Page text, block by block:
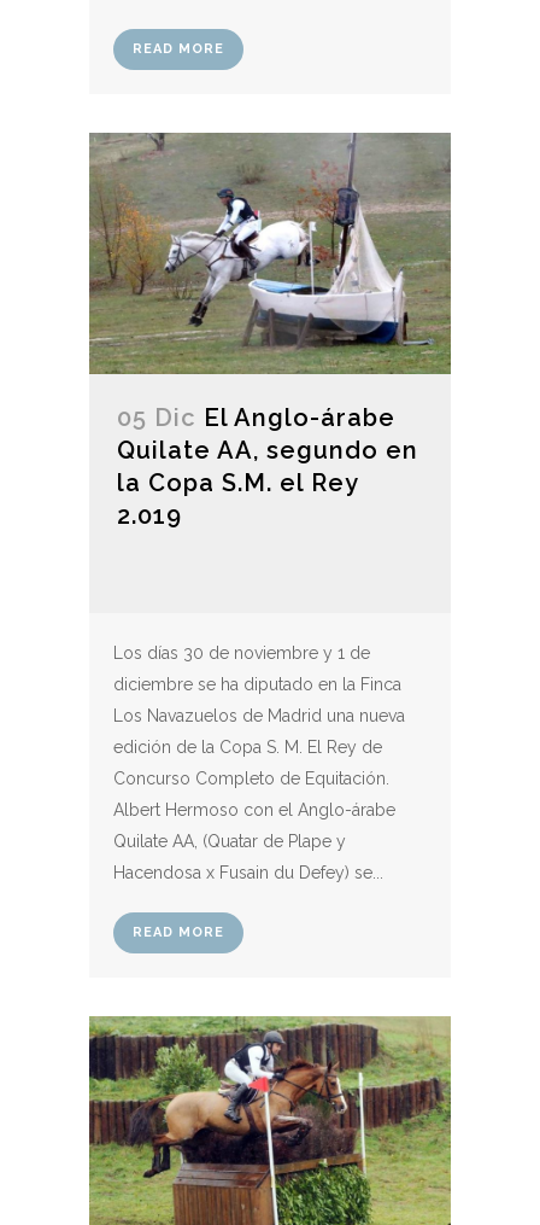
READ MORE
05 Dic El Anglo-árabe
Quilate AA, segundo en
la Copa S.M. el Rey
2.019
Los días 30 de noviembre y 1 de
diciembre se ha diputado en la Finca
Los Navazuelos de Madrid una nueva
edición de la Copa S. M. El Rey de
Concurso Completo de Equitación.
Albert Hermoso con el Anglo-árabe
Quilate AA, (Quatar de Plape y
Hacendosa x Fusain du Defey) se...
READ MORE